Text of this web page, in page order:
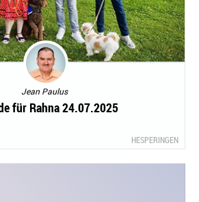
Jean Paulus
für Rahna 24.07.2025
HESPERINGEN